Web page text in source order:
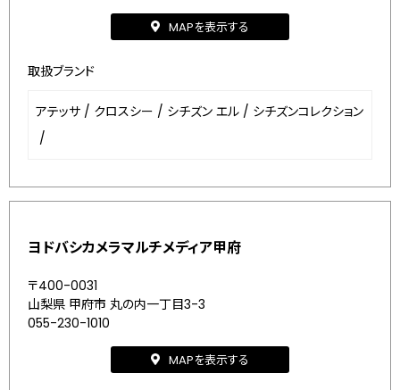
MAPを表示する
取扱ブランド
アテッサ / クロスシー / シチズン エル / シチズンコレクション
/
ヨドバシカメラマルチメディア甲府
〒400-0031
山梨県 甲府市 丸の内一丁目3-3
055-230-1010
MAPを表示する